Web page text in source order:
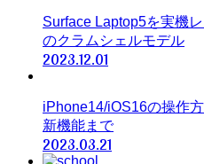
Surface Laptop5を実機
のクラムシェルモデル
2023.12.01
iPhone14/iOS16の操作
新機能まで
2023.03.21